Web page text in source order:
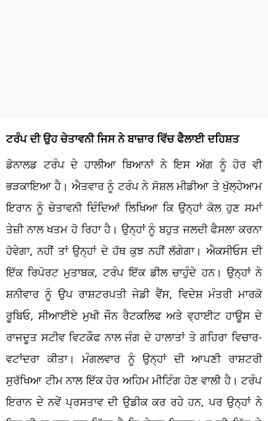
ਟਰੰਪ ਦੀ ਉਹ ਚੇਤਾਵਨੀ ਜਿਸ ਨੇ ਬਾਜ਼ਾਰ ਵਿੱਚ ਫੈਲਾਈ ਦਹਿਸ਼ਤ
ਡੋਨਾਲਡ ਟਰੰਪ ਦੇ ਹਾਲੀਆ ਬਿਆਨਾਂ ਨੇ ਇਸ ਅੱਗ ਨੂੰ ਹੋਰ ਵੀ
ਭੜਕਾਇਆ ਹੈ। ਐਤਵਾਰ ਨੂੰ ਟਰੰਪ ਨੇ ਸੋਸ਼ਲ ਮੀਡੀਆ ਤੇ ਖੁੱਲ੍ਹੇਆਮ
ਇਰਾਨ ਨੂੰ ਚੇਤਾਵਨੀ ਦਿੰਦਿਆਂ ਲਿਖਿਆ ਕਿ ਉਨ੍ਹਾਂ ਕੋਲ ਹੁਣ ਸਮਾਂ
ਤੇਜ਼ੀ ਨਾਲ ਖਤਮ ਹੋ ਰਿਹਾ ਹੈ। ਉਨ੍ਹਾਂ ਨੂੰ ਬਹੁਤ ਜਲਦੀ ਫੈਸਲਾ ਕਰਨਾ
ਹੋਵੇਗਾ, ਨਹੀਂ ਤਾਂ ਉਨ੍ਹਾਂ ਦੇ ਹੱਥ ਕੁਝ ਨਹੀਂ ਲੱਗੇਗਾ। ਐਕਸੀਓਸ ਦੀ
ਇੱਕ ਰਿਪੋਰਟ ਮੁਤਾਬਕ, ਟਰੰਪ ਇੱਕ ਡੀਲ ਚਾਹੁੰਦੇ ਹਨ। ਉਨ੍ਹਾਂ ਨੇ
ਸ਼ਨੀਵਾਰ ਨੂੰ ਉਪ ਰਾਸ਼ਟਰਪਤੀ ਜੇਡੀ ਵੈਂਸ, ਵਿਦੇਸ਼ ਮੰਤਰੀ ਮਾਰਕੋ
ਰੂਬਿਓ, ਸੀਆਈਏ ਮੁਖੀ ਜੌਨ ਰੈਟਕਲਿਫ ਅਤੇ ਵ੍ਹਾਈਟ ਹਾਊਸ ਦੇ
ਰਾਜਦੂਤ ਸਟੀਵ ਵਿਟਕੌਫ ਨਾਲ ਜੰਗ ਦੇ ਹਾਲਾਤਾਂ ਤੇ ਗਹਿਰਾ ਵਿਚਾਰ-
ਵਟਾਂਦਰਾ ਕੀਤਾ। ਮੰਗਲਵਾਰ ਨੂੰ ਉਨ੍ਹਾਂ ਦੀ ਆਪਣੀ ਰਾਸ਼ਟਰੀ
ਸੁਰੱਖਿਆ ਟੀਮ ਨਾਲ ਇੱਕ ਹੋਰ ਅਹਿਮ ਮੀਟਿੰਗ ਹੋਣ ਵਾਲੀ ਹੈ। ਟਰੰਪ
ਇਰਾਨ ਦੇ ਨਵੇਂ ਪ੍ਰਸਤਾਵ ਦੀ ਉਡੀਕ ਕਰ ਰਹੇ ਹਨ, ਪਰ ਉਨ੍ਹਾਂ ਨੇ